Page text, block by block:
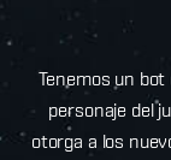
Tenemos un
personaje del
otorga a los